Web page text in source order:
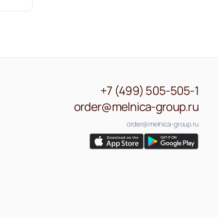
+7 (499) 505-505-1
order@melnica-group.ru
order@melnica-group.ru